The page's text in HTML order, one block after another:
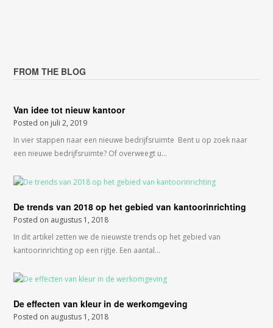
FROM THE BLOG
Van idee tot nieuw kantoor
Posted on juli 2, 2019
In vier stappen naar een nieuwe bedrijfsruimte Bent u op zoek naar
een nieuwe bedrijfsruimte? Of overweegt u…
De trends van 2018 op het gebied van kantoorinrichting
Posted on augustus 1, 2018
In dit artikel zetten we de nieuwste trends op het gebied van
kantoorinrichting op een rijtje. Een aantal…
De effecten van kleur in de werkomgeving
Posted on augustus 1, 2018